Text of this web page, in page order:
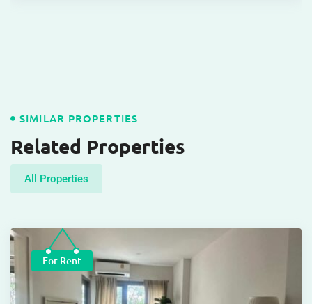
SIMILAR PROPERTIES
Related Properties
All Properties
For Rent